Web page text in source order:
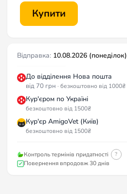
Купити
Відправка: 10.08.2026 (понеділок)
До відділення Нова пошта
від 70 грн · безкоштовно від 1000₴
Кур'єром по Україні
безкоштовно від 1500₴
Кур'єр AmigoVet (Київ)
безкоштовно від 1500₴
Контроль термінів придатності ?
Повернення впродовж 30 днів